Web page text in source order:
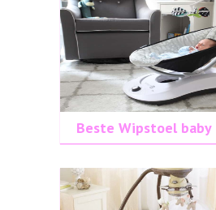
Beste Wipstoel baby